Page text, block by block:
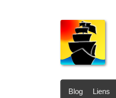
Blog Liens